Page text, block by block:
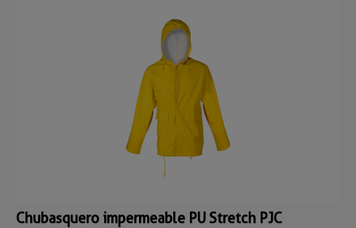
Chubasquero impermeable PU Stretch PJC